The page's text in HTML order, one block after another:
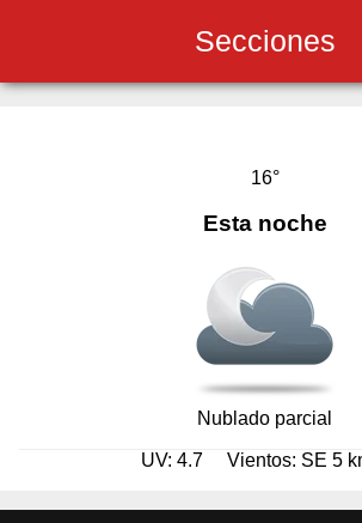
Secciones
16°
Esta noche
Nublado parcial
UV: 4.7 Vientos: SE 5